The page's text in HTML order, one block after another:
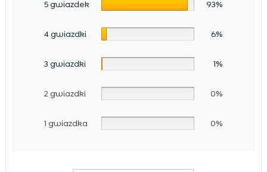
5 gwiazdek 93%
4 gwiazdki 6%
3 gwiazdki 1%
2 gwiazdki 0%
1 gwiazdka 0%